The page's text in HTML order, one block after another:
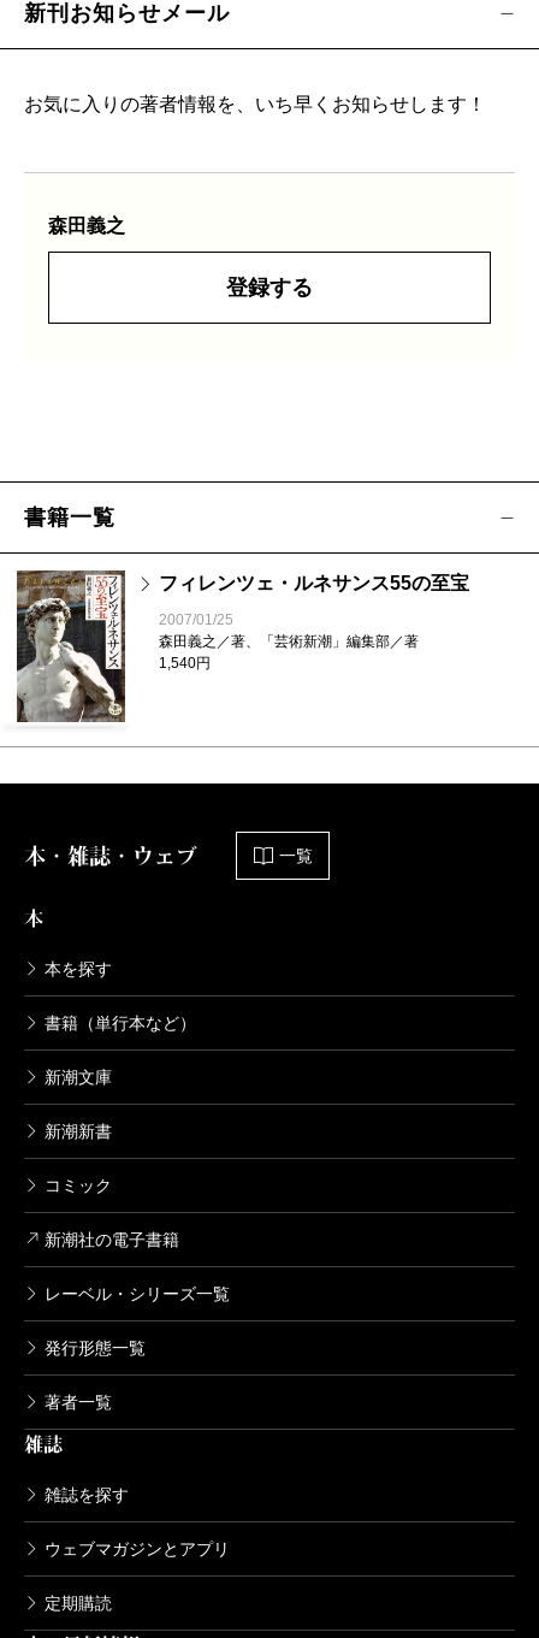
新刊お知らせメール
お気に入りの著者情報を、いち早くお知らせします！
森田義之
登録する
書籍一覧
フィレンツェ・ルネサンス55の至宝
2007/01/25
森田義之／著、「芸術新潮」編集部／著
1,540円
本・雑誌・ウェブ 一覧
本
本を探す
書籍（単行本など）
新潮文庫
新潮新書
コミック
新潮社の電子書籍
レーベル・シリーズ一覧
発行形態一覧
著者一覧
雑誌
雑誌を探す
ウェブマガジンとアプリ
定期購読